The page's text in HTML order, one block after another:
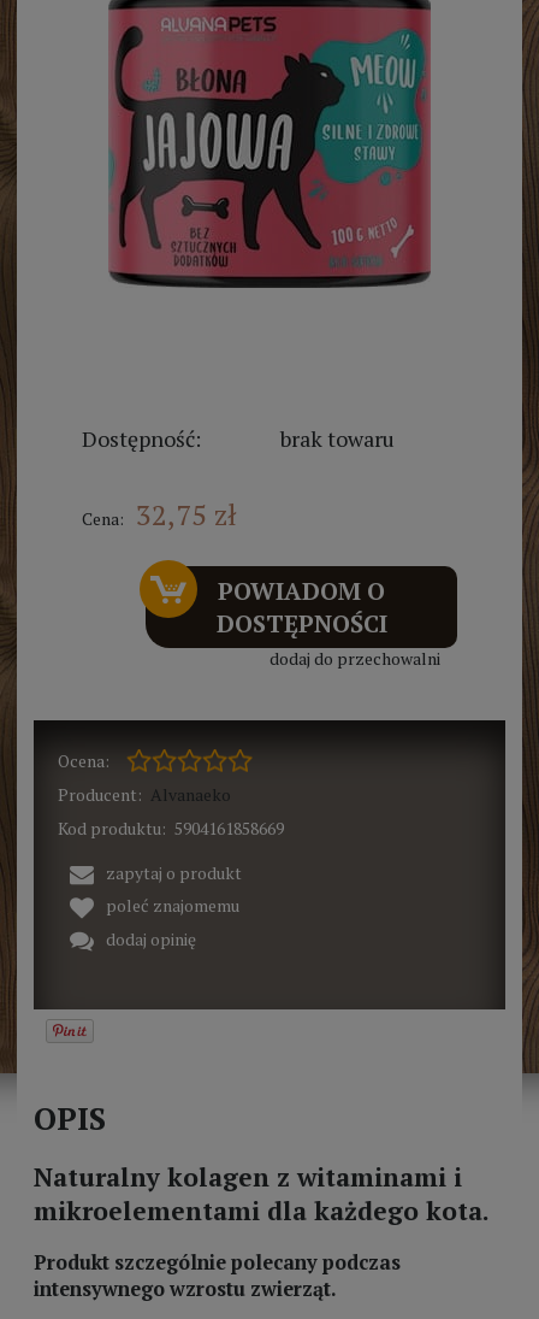
Dostępność: brak towaru
Cena: 32,75 zł
POWIADOM O
DOSTĘPNOŚCI
dodaj do przechowalni
Ocena:
Producent: Alvanaeko
Kod produktu: 5904161858669
zapytaj o produkt
poleć znajomemu
dodaj opinię
OPIS
Naturalny kolagen z witaminami i
mikroelementami dla każdego kota.
Produkt szczególnie polecany podczas
intensywnego wzrostu zwierząt.